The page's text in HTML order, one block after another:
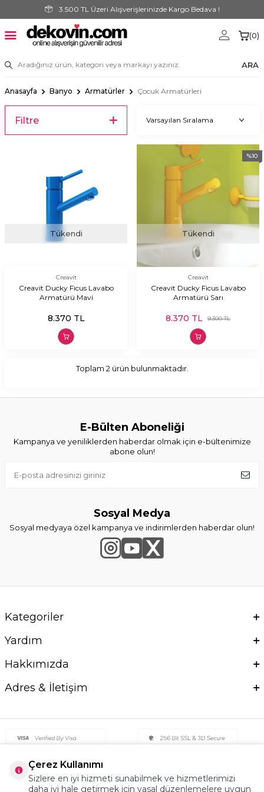
3.500 TL Üzeri Alışverişlerinizde Kargo Bedava !
ARA
(0)
Anasayfa Banyo Armatürler Çocuk Armatürleri
Filtre
Tükendi
Creavit
Creavit Ducky Ficus Lavabo
Armatürü Mavi
8.370 TL
Tükendi
%10
Creavit
Creavit Ducky Ficus Lavabo
Armatürü Sarı
9.300TL
8.370 TL
Toplam 2 ürün bulunmaktadır.
E-Bülten Aboneliği
Kampanya ve yeniliklerden haberdar olmak için e-bültenimize
abone olun!
Sosyal Medya
Sosyal medyaya özel kampanya ve indirimlerden haberdar olun!
Kategoriler
Yardım
Hakkımızda
Adres & İletişim
Çerez Kullanımı
Sizlere en iyi hizmeti sunabilmek ve hizmetlerimizi
daha iyi hale getirmek için yasal düzenlemelere uygun